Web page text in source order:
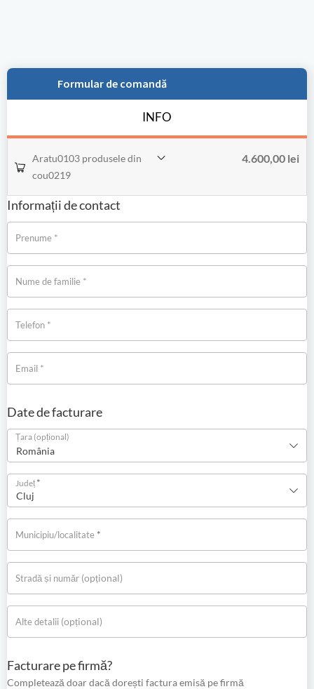
Formular de comandă
INFO
Aratu0103 produsele din
cou0219
4.600,00 lei
Informații de contact
Prenume *
Nume de familie *
Telefon *
Email *
Date de facturare
Țara (opțional)
România
Județ *
Cluj
Municipiu/localitate *
Stradă și număr (opțional)
Alte detalii (opțional)
Facturare pe firmă?
Completează doar dacă dorești factura emisă pe firmă